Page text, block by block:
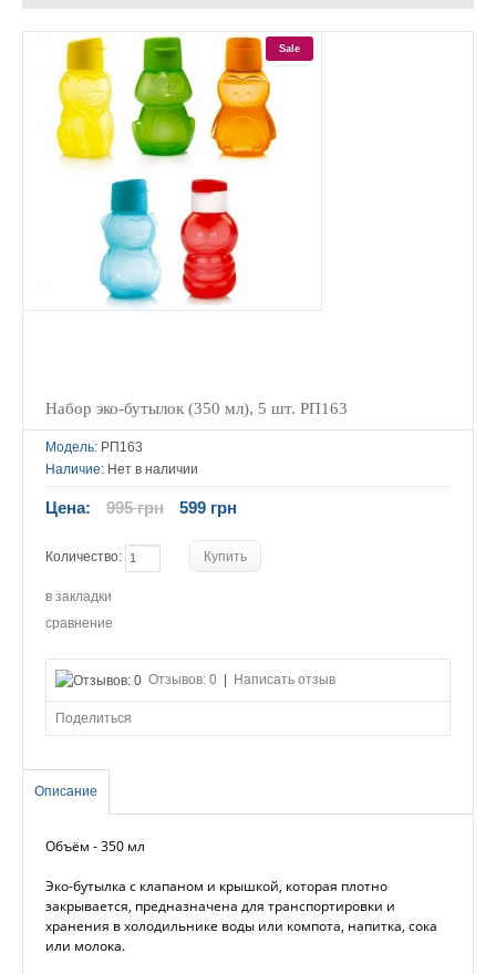
Sale
Набор эко-бутылок (350 мл), 5 шт. РП163
Модель: РП163
Наличие: Нет в наличии
Цена: 995 грн 599 грн
Количество:
в закладки
сравнение
Отзывов: 0 Написать отзыв
Поделиться
Описание
Объём - 350 мл
Эко-бутылка с клапаном и крышкой, которая плотно
закрывается, предназначена для транспортировки и
хранения в холодильнике воды или компота, напитка, сока
или молока.